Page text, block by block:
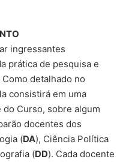
ingressantes
prática de pesquisa e
detalhado no
consistirá em uma
Curso, sobre algum
docentes dos
(DA), Ciência Política
(DD). Cada docente